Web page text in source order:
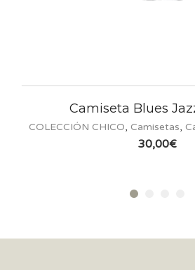
Blues Jazz Purple
,Camisetas,Camiseta Chico XXXL